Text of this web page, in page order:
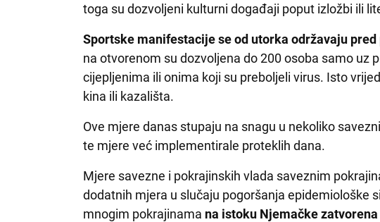
toga su dozvoljeni kulturni događaji poput izložbi ili
Sportske manifestacije se od utorka održavaju
na otvorenom su dozvoljena do 200 osoba samo uz
cijepljenima ili onima koji su preboljeli virus. Isto
kina ili kazališta.
Ove mjere danas stupaju na snagu u nekoliko
te mjere već implementirale proteklih dana.
Mjere savezne i pokrajinskih vlada saveznim
dodatnih mjera u slučaju pogoršanja epidemiološke
mnogim pokrajinama na istoku Njemačke